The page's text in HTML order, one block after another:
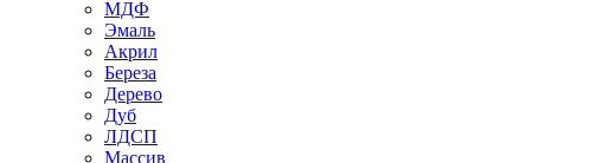
МДФ
Эмаль
Акрил
Береза
Дерево
Дуб
ЛДСП
Массив